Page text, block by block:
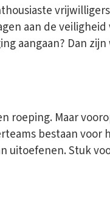
aan de veiligheid
aangaan? Dan zijn
roeping. Maar
bestaan voor
uitoefenen. Stuk